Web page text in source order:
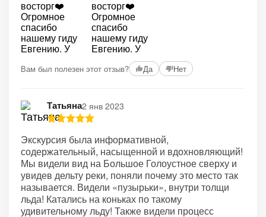
Вам был полезен этот отзыв? Да Нет
Татьяна2 янв 2023
Экскурсия была информативной,
содержательный, насыщенной и вдохновляющий!
Мы видели вид на Большое Голоустное сверху и
увидев дельту реки, поняли почему это место так
называется. Видели «пузырьки», внутри толщи
льда! Катались на коньках по такому
удивительному льду! Также видели процесс